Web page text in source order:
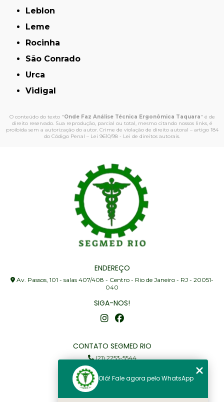
Leblon
Leme
Rocinha
São Conrado
Urca
Vidigal
O conteúdo do texto "Onde Faz Análise Técnica Ergonômica Taquara" é de
direito reservado. Sua reprodução, parcial ou total, mesmo citando nossos links, é
proibida sem a autorização do autor. Crime de violação de direito autoral – artigo 184
do Código Penal – Lei 9610/98 - Lei de direitos autorais.
ENDEREÇO
Av. Passos, 101 - salas 407/408 - Centro - Rio de Janeiro - RJ - 20051-
040
SIGA-NOS!
CONTATO SEGMED RIO
(21) 2253-5544
(21) 97905-3352
segmed@segmedrio.com.br
Olá! Fale agora pelo WhatsApp